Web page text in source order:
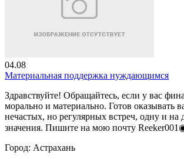
04.08
Материальная поддержка нуждающимся
Здравствуйте! Обращайтесь, если у вас
морально и материально. Готов
нечастых, но регулярных встреч, одну и
значения. Пишите на мою почту
Город: Астрахань